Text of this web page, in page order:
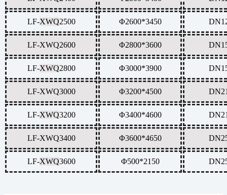
LF-XWQ2500 Φ2600*3450
LF-XWQ2600 Φ2800*3600
LF-XWQ2800 Φ3000*3900
LF-XWQ3000 Φ3200*4500
LF-XWQ3200 Φ3400*4600
LF-XWQ3400 Φ3600*4650
LF-XWQ3600 Φ500*2150